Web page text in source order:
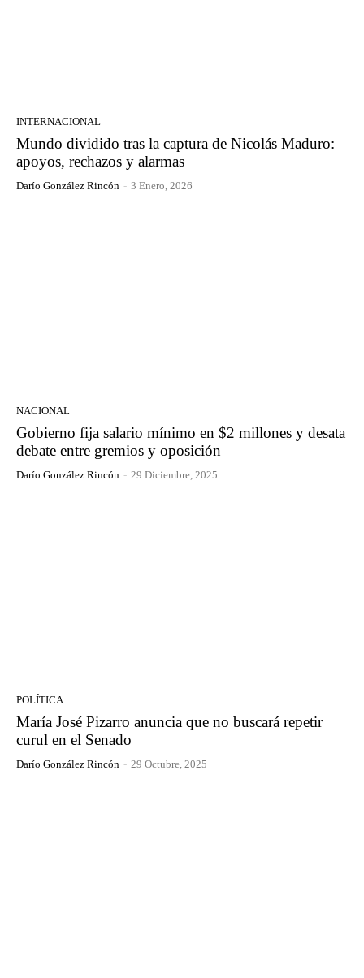
INTERNACIONAL
Mundo dividido tras la captura de Nicolás Maduro:
apoyos, rechazos y alarmas
Darío González Rincón - 3 Enero, 2026
NACIONAL
Gobierno fija salario mínimo en $2 millones y desata
debate entre gremios y oposición
Darío González Rincón - 29 Diciembre, 2025
POLÍTICA
María José Pizarro anuncia que no buscará repetir
curul en el Senado
Darío González Rincón - 29 Octubre, 2025